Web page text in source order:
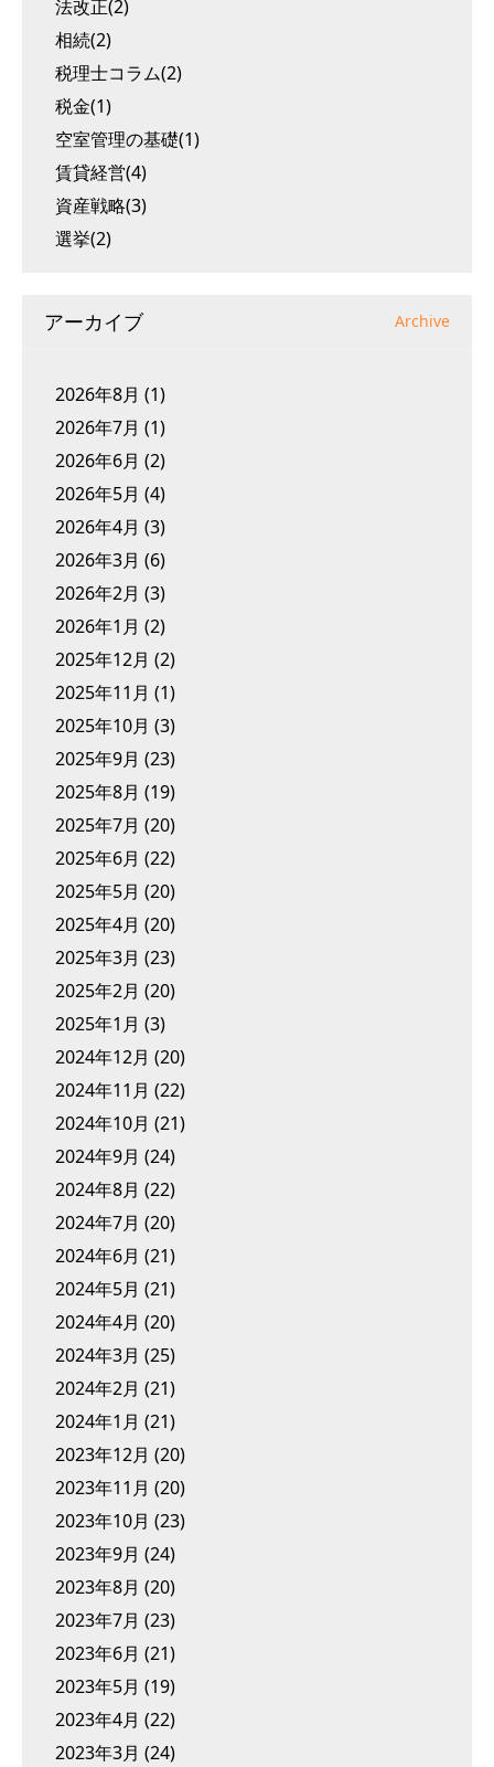
法改正(2)
相続(2)
税理士コラム(2)
税金(1)
空室管理の基礎(1)
賃貸経営(4)
資産戦略(3)
選挙(2)
アーカイブ Archive
2026年8月 (1)
2026年7月 (1)
2026年6月 (2)
2026年5月 (4)
2026年4月 (3)
2026年3月 (6)
2026年2月 (3)
2026年1月 (2)
2025年12月 (2)
2025年11月 (1)
2025年10月 (3)
2025年9月 (23)
2025年8月 (19)
2025年7月 (20)
2025年6月 (22)
2025年5月 (20)
2025年4月 (20)
2025年3月 (23)
2025年2月 (20)
2025年1月 (3)
2024年12月 (20)
2024年11月 (22)
2024年10月 (21)
2024年9月 (24)
2024年8月 (22)
2024年7月 (20)
2024年6月 (21)
2024年5月 (21)
2024年4月 (20)
2024年3月 (25)
2024年2月 (21)
2024年1月 (21)
2023年12月 (20)
2023年11月 (20)
2023年10月 (23)
2023年9月 (24)
2023年8月 (20)
2023年7月 (23)
2023年6月 (21)
2023年5月 (19)
2023年4月 (22)
2023年3月 (24)